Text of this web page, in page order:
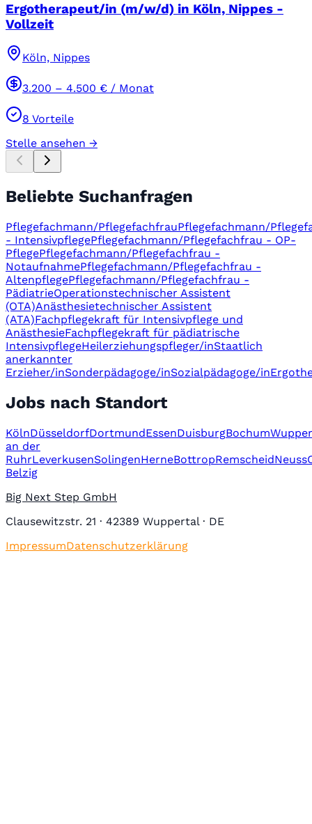
Ergotherapeut/in (m/w/d) in Köln, Nippes -
Vollzeit
Köln, Nippes
3.200 – 4.500 € / Monat
8 Vorteile
Stelle ansehen →
Beliebte Suchanfragen
Pflegefachmann/PflegefachfrauPflegefachmann/
- IntensivpflegePflegefachmann/Pflegefachfrau - OP-
PflegePflegefachmann/Pflegefachfrau -
NotaufnahmePflegefachmann/Pflegefachfrau -
AltenpflegePflegefachmann/Pflegefachfrau -
PädiatrieOperationstechnischer Assistent
(OTA)Anästhesietechnischer Assistent
(ATA)Fachpflegekraft für Intensivpflege und
AnästhesieFachpflegekraft für pädiatrische
IntensivpflegeHeilerziehungspfleger/inStaatlich
anerkannter
Erzieher/inSonderpädagoge/inSozialpädagoge/in
Jobs nach Standort
KölnDüsseldorfDortmundEssenDuisburgBochum
an der
RuhrLeverkusenSolingenHerneBottropRemscheidNeuss
Belzig
Big Next Step GmbH
Clausewitzstr. 21 · 42389 Wuppertal · DE
ImpressumDatenschutzerklärung